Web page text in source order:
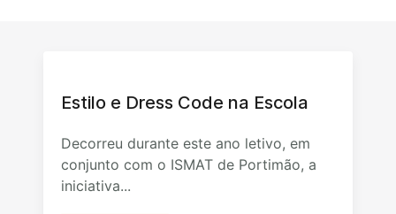
Estilo e Dress Code na Escola
Decorreu durante este ano letivo, em
conjunto com o ISMAT de Portimão, a
iniciativa...